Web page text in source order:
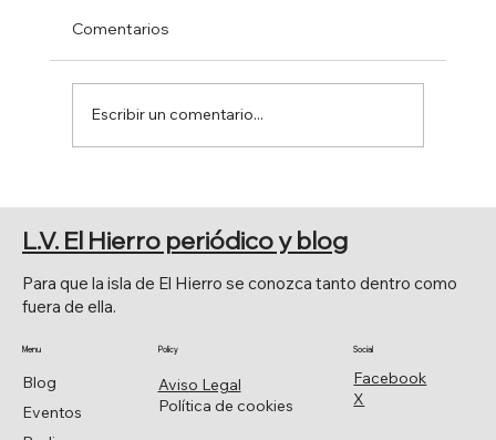
CHARLA EN EL HIERRO.
Comentarios
Escribir un comentario...
Facebook
X
Social
Aviso Legal
Política de cookies
Policy
Blog
Eventos
Menu
Para que la isla de El Hierro se conozca tanto dentro como
fuera de ella.
L.V. El Hierro periódico y blog